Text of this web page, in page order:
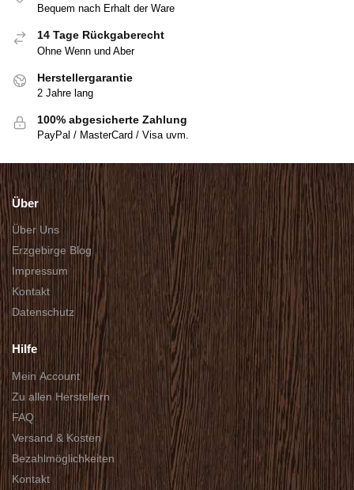
Bequem nach Erhalt der Ware
14 Tage Rückgaberecht
Ohne Wenn und Aber
Herstellergarantie
2 Jahre lang
100% abgesicherte Zahlung
PayPal / MasterCard / Visa uvm.
Über
Über Uns
Erzgebirge Blog
Impressum
Kontakt
Datenschutz
Hilfe
Mein Account
Zu allen Herstellern
FAQ
Versand & Kosten
Bezahlmöglichkeiten
Kontakt